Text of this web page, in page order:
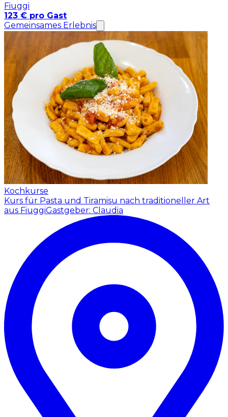
Fiuggi
123 € pro Gast
Gemeinsames Erlebnis
Kochkurse
Kurs für Pasta und Tiramisu nach traditioneller Art
aus FiuggiGastgeber: Claudia